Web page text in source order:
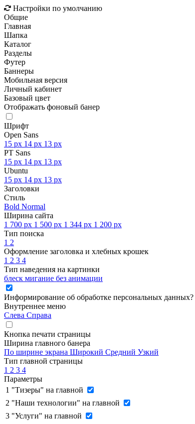
Настройки по умолчанию
Общие
Главная
Шапка
Каталог
Разделы
Футер
Баннеры
Мобильная версия
Личный кабинет
Базовый цвет
Отображать фоновый банер
Шрифт
Open Sans
15 px 14 px 13 px
PT Sans
15 px 14 px 13 px
Ubuntu
15 px 14 px 13 px
Заголовки
Стиль
Bold Normal
Ширина сайта
1 700 px 1 500 px 1 344 px 1 200 px
Тип поиска
1 2
Оформление заголовка и хлебных крошек
1 2 3 4
Тип наведения на картинки
блеск мигание без анимации
Информирование об обработке персональных данных?
Внутреннее меню
Слева Справа
Кнопка печати страницы
Ширина главного банера
По ширине экрана Широкий Средний Узкий
Тип главной страницы
1 2 3 4
Параметры
1 "Тизеры" на главной
2 "Наши технологии" на главной
3 "Услуги" на главной